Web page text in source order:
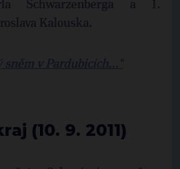
Schwarzenberga a 1.
Kalouska.
(10. 9. 2011)